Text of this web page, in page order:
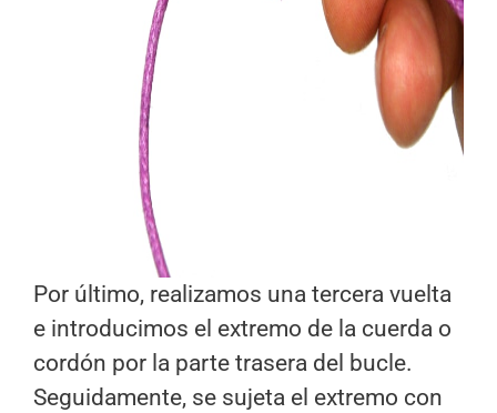
Por último, realizamos una tercera vuelta
e introducimos el extremo de la cuerda o
cordón por la parte trasera del bucle.
Seguidamente, se sujeta el extremo con